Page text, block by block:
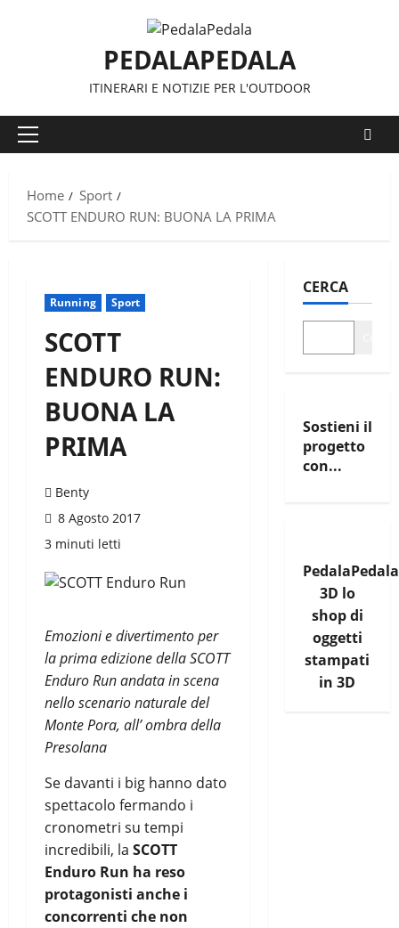
PEDALAPEDALA
ITINERARI E NOTIZIE PER L'OUTDOOR
Menu
Home
Sport
SCOTT ENDURO RUN: BUONA LA PRIMA
Running Sport
SCOTT
ENDURO RUN:
BUONA LA
PRIMA
Benty
8 Agosto 2017
3 minuti letti
Emozioni e divertimento per
la prima edizione della SCOTT
Enduro Run andata in scena
nello scenario naturale del
Monte Pora, all’ ombra della
Presolana
Se davanti i big hanno dato
spettacolo fermando i
cronometri su tempi
incredibili, la SCOTT
Enduro Run ha reso
protagonisti anche i
concorrenti che non
CERCA
Sostieni il
progetto
con...
PedalaPedala
3D lo
shop di
oggetti
stampati
in 3D